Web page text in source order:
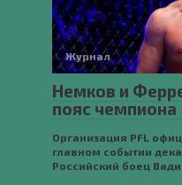
Журнал
Немков и
пояс чемпиона
Организация PFL
главном событии
Российский боец